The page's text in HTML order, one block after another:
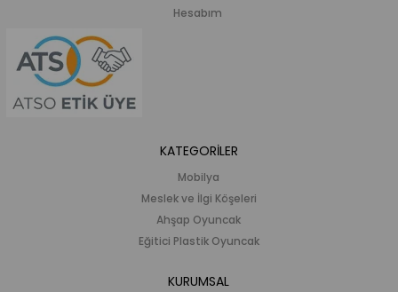
Hesabım
KATEGORİLER
Mobilya
Meslek ve İlgi Köşeleri
Ahşap Oyuncak
Eğitici Plastik Oyuncak
KURUMSAL